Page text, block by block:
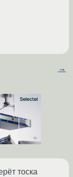
→
тоска